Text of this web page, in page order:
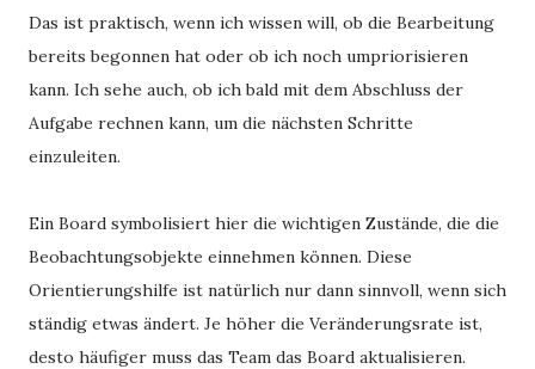
Das ist praktisch, wenn ich wissen will, ob die Bearbeitung
bereits begonnen hat oder ob ich noch umpriorisieren
kann. Ich sehe auch, ob ich bald mit dem Abschluss der
Aufgabe rechnen kann, um die nächsten Schritte
einzuleiten.
Ein Board symbolisiert hier die wichtigen Zustände, die die
Beobachtungsobjekte einnehmen können. Diese
Orientierungshilfe ist natürlich nur dann sinnvoll, wenn sich
ständig etwas ändert. Je höher die Veränderungsrate ist,
desto häufiger muss das Team das Board aktualisieren.